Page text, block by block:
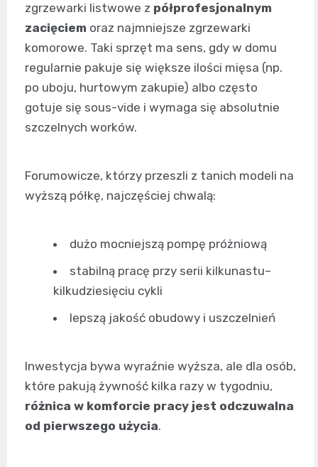
zgrzewarki listwowe z półprofesjonalnym
zacięciem oraz najmniejsze zgrzewarki
komorowe. Taki sprzęt ma sens, gdy w domu
regularnie pakuje się większe ilości mięsa (np.
po uboju, hurtowym zakupie) albo często
gotuje się sous-vide i wymaga się absolutnie
szczelnych worków.
Forumowicze, którzy przeszli z tanich modeli na
wyższą półkę, najczęściej chwalą:
dużo mocniejszą pompę próżniową
stabilną pracę przy serii kilkunastu–
kilkudziesięciu cykli
lepszą jakość obudowy i uszczelnień
Inwestycja bywa wyraźnie wyższa, ale dla osób,
które pakują żywność kilka razy w tygodniu,
różnica w komforcie pracy jest odczuwalna
od pierwszego użycia.